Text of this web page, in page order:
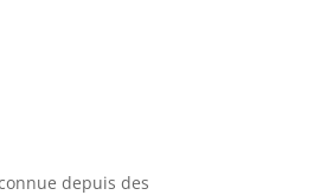
depuis des